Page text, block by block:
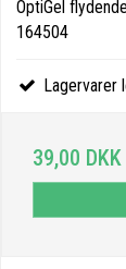
OptiGel
164504
Lagervarer
39,00 DKK